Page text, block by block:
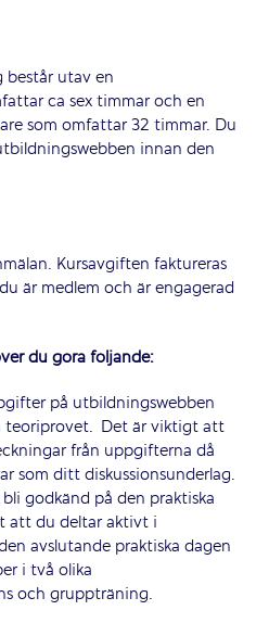
består utav en
ca sex timmar och en
som omfattar 32 timmar. Du
innan den
Kursavgiften faktureras
är medlem och är engagerad
du göra följande:
på utbildningswebben
teoriprovet. Det är viktigt att
från uppgifterna då
som ditt diskussionsunderlag.
godkänd på den praktiska
att du deltar aktivt i
avslutande praktiska dagen
i två olika
och gruppträning.